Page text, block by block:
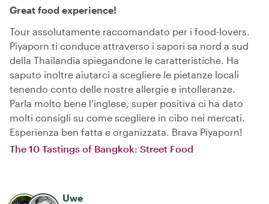
Great food experience!
Tour assolutamente raccomandato per i food-lovers.
Piyaporn ti conduce attraverso i sapori sa nord a sud
della Thailandia spiegandone le caratteristiche. Ha
saputo inoltre aiutarci a scegliere le pietanze locali
tenendo conto delle nostre allergie e intolleranze.
Parla molto bene l’inglese, super positiva ci ha dato
molti consigli su come scegliere in cibo nei mercati.
Esperienza ben fatta e organizzata. Brava Piyaporn!
The 10 Tastings of Bangkok: Street Food
Uwe